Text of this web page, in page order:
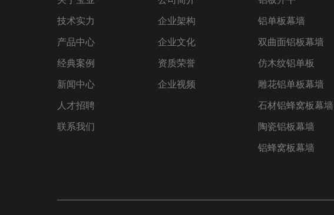
技术实力
产品中心
经典案例
新闻中心
人才招聘
联系我们
企业架构
企业文化
资质荣誉
企业视频
铝单板幕墙
双曲面铝板幕墙
仿木纹铝单板
雕花铝单板幕墙
石材铝蜂窝板幕墙
陶瓷铝板幕墙
铝蜂窝板幕墙